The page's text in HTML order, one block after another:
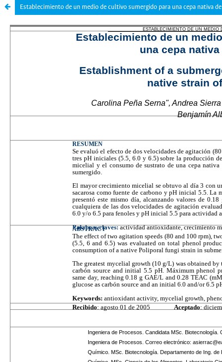
Establecimiento de un medio de cultivo sumergido para una cepa nativa